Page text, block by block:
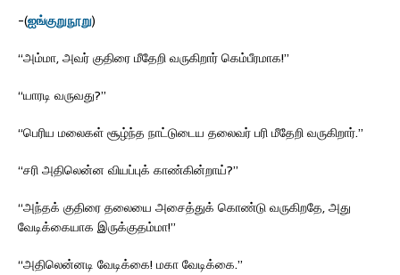
-(ஐங்குறுநூறு)
“அம்மா, அவர் குதிரை மீதேறி வருகிறார் கெம்பீரமாக!”
“யாரடி வருவது?”
“பெரிய மலைகள் சூழ்ந்த நாட்டுடைய தலைவர் பரி மீதேறி வருகிறார்.”
“சரி அதிலென்ன வியப்புக் காண்கின்றாய்?”
“அந்தக் குதிரை தலையை அசைத்துக் கொண்டு வருகிறதே, அது
வேடிக்கையாக இருக்குதம்மா!”
“அதிலென்னடி வேடிக்கை! மகா வேடிக்கை.”